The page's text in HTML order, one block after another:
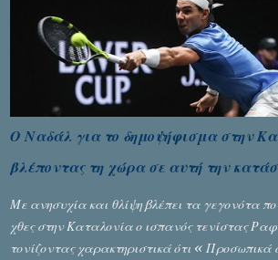
εφικτό, σύμφωνα με τα στοιχεία...
Ο Ναδάλ για το δημοψήφισμα στην
βλέποντας τη χώρα σε αυτή την
Με ανησυχία και θλίψη βλέπει τα γεγονότα
χθες στην Καταλονία ο ισπανός τενίστας
τονίζοντας χαρακτηριστικά ότι «